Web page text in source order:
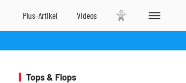
Tops & Flops